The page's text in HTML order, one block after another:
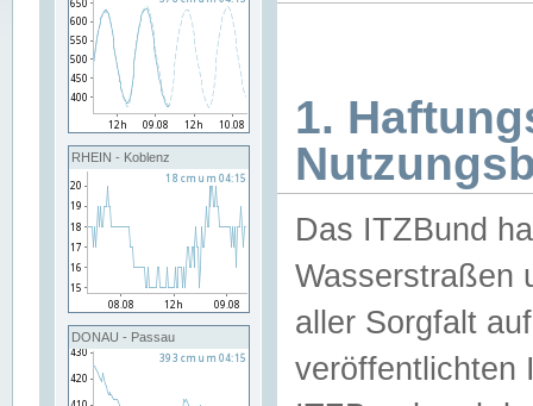
RHEIN - Koblenz
DONAU - Passau
1.
Das ITZBund
Wasserstraßen
aller Sorgfalt
veröffentlichten